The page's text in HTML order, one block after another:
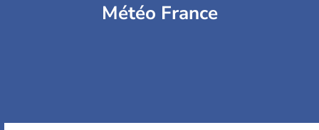
Météo France